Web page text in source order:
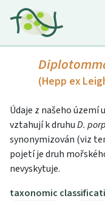
(Hepp ex
Údaje z našeho
vztahují k druhuD.
synonymizován (viz
pojetí je druh
nevyskytuje.
taxonomic